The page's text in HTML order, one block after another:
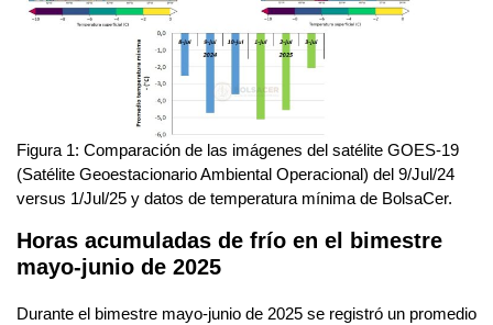
Figura 1: Comparación de las imágenes del satélite GOES-19
(Satélite Geoestacionario Ambiental Operacional) del 9/Jul/24
versus 1/Jul/25 y datos de temperatura mínima de BolsaCer.
Horas acumuladas de frío en el bimestre
mayo-junio de 2025
Durante el bimestre mayo-junio de 2025 se registró un promedio